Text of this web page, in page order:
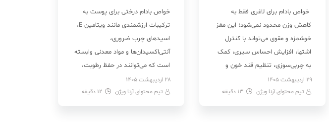
خواص بادام برای لاغری فقط به
کاهش وزن محدود نمی‌شود؛ این مغز
خوشمزه و مقوی می‌تواند با کنترل
اشتها، افزایش احساس سیری، کمک
به چربی‌سوزی، تنظیم قند خون و
کاهش ریزه‌خواری، مسیر لاغری را
برایتان راحت‌تر کند. جالب است
29 اردیبهشت 1405
تیم محتوای آرنا ویژن
13 دقیقه
خواص بادام درختی برای پوست به
ترکیبات ارزشمندی مانند ویتامین E،
اسیدهای چرب ضروری،
آنتی‌اکسیدان‌ها و مواد معدنی وابسته
است که می‌توانند در حفظ رطوبت،
کاهش التهاب، بهبود شفافیت و
تقویت سد دفاعی پوست نقش مؤثری
28 اردیبهشت 1405
تیم محتوای آرنا ویژن
12 دقیقه